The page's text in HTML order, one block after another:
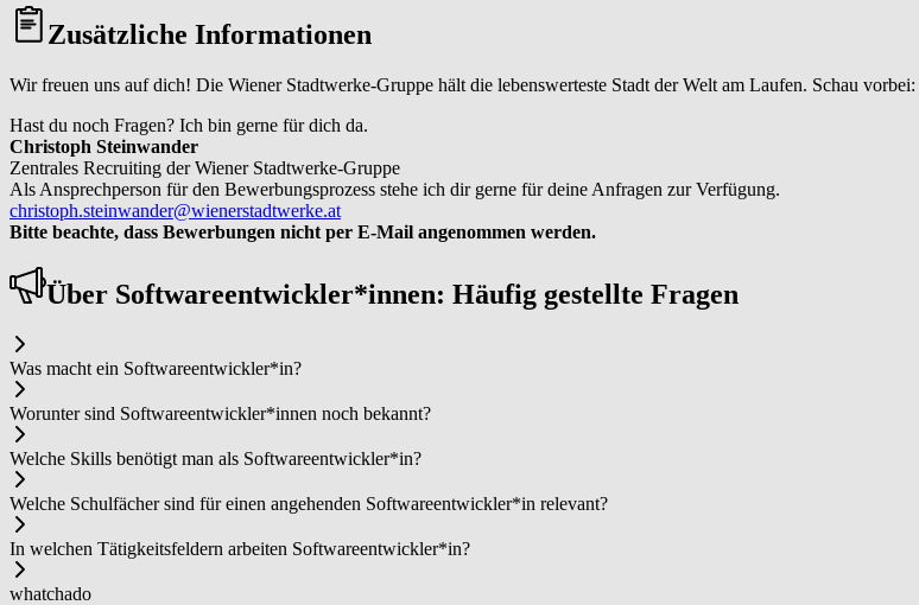
Zusätzliche Informationen
Wir freuen uns auf dich! Die Wiener Stadtwerke-Gruppe hält die lebenswerteste Stadt der Welt am Laufen. Schau vorbei:
Hast du noch Fragen? Ich bin gerne für dich da.
Christoph Steinwander
Zentrales Recruiting der Wiener Stadtwerke-Gruppe
Als Ansprechperson für den Bewerbungsprozess stehe ich dir gerne für deine Anfragen zur Verfügung.
christoph.steinwander@wienerstadtwerke.at
Bitte beachte, dass Bewerbungen nicht per E-Mail angenommen werden.
Über Soft­ware­ent­wick­ler*in­nen: Häufig gestellte Fragen
Was macht ein Soft­ware­ent­wick­ler*in?
Worunter sind Soft­ware­ent­wick­ler*in­nen noch bekannt?
Welche Skills benötigt man als Soft­ware­ent­wick­ler*in?
Welche Schulfächer sind für einen angehenden Soft­ware­ent­wick­ler*in relevant?
In welchen Tätigkeitsfeldern arbeiten Soft­ware­ent­wick­ler*in?
whatchado